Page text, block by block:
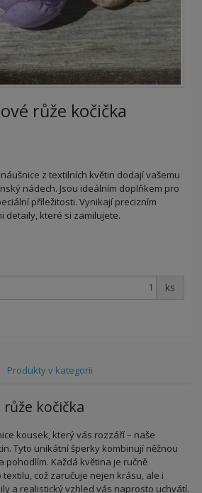
růže kočička
z textilních květin dodají vašemu
nádech. Jsou ideálním doplňkem pro
příležitosti. Vynikají precizním
detaily, které si zamilujete.
ks
Produkty v kategorii
kočička
kousek, který vás rozzáří – naše
Tyto unikátní šperky kombinují něžnou
pohodlím. Každá květina je ručně
což zaručuje nejen krásu, ale i
a realistický vzhled vás naprosto uchvátí.